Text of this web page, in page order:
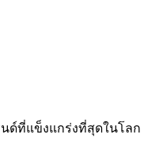
รนด์ที่แข็งแกร่งที่สุดในโลก